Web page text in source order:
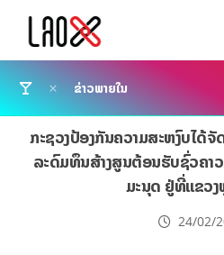
ຂ່າວພາຍໃນ
ກະຊວງປ້ອງກັນຄວາມສະຫງົບໄດ້ຈັ
ລະດົມທຶນສ້າງສູນຕ້ອນຮັບຊົ່ວຄາວ
ມະນຸດ ຢູ່ທີ່ແຂວງ
24/02/